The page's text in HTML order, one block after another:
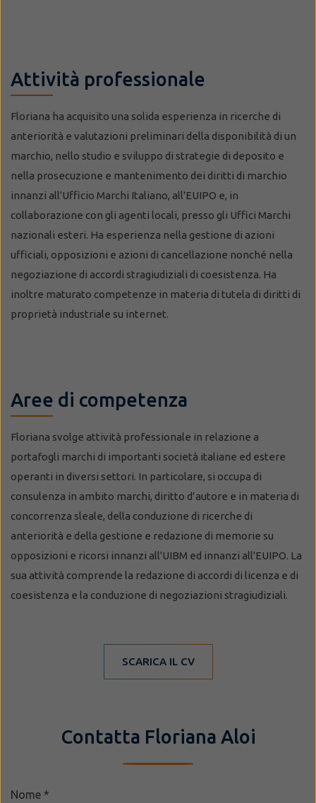
Attività professionale
Floriana ha acquisito una solida esperienza in ricerche di
anteriorità e valutazioni preliminari della disponibilità di un
marchio, nello studio e sviluppo di strategie di deposito e
nella prosecuzione e mantenimento dei diritti di marchio
innanzi all'Ufficio Marchi Italiano, all'EUIPO e, in
collaborazione con gli agenti locali, presso gli Uffici Marchi
nazionali esteri. Ha esperienza nella gestione di azioni
ufficiali, opposizioni e azioni di cancellazione nonché nella
negoziazione di accordi stragiudiziali di coesistenza. Ha
inoltre maturato competenze in materia di tutela di diritti di
proprietà industriale su internet.
Aree di competenza
Floriana svolge attività professionale in relazione a
portafogli marchi di importanti società italiane ed estere
operanti in diversi settori. In particolare, si occupa di
consulenza in ambito marchi, diritto d’autore e in materia di
concorrenza sleale, della conduzione di ricerche di
anteriorità e della gestione e redazione di memorie su
opposizioni e ricorsi innanzi all'UIBM ed innanzi all'EUIPO. La
sua attività comprende la redazione di accordi di licenza e di
coesistenza e la conduzione di negoziazioni stragiudiziali.
SCARICA IL CV
Contatta Floriana Aloi
Nome *